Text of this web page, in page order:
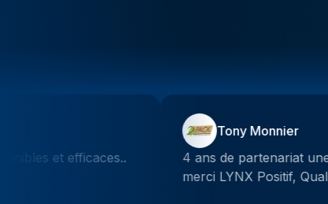
4 ans de partenariat une croissance de 30% annuel
merci LYNX Positif, Qualité, Professionnalisme.